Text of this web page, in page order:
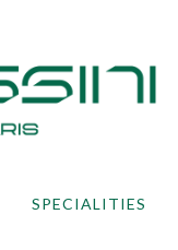
SPECIALITIES